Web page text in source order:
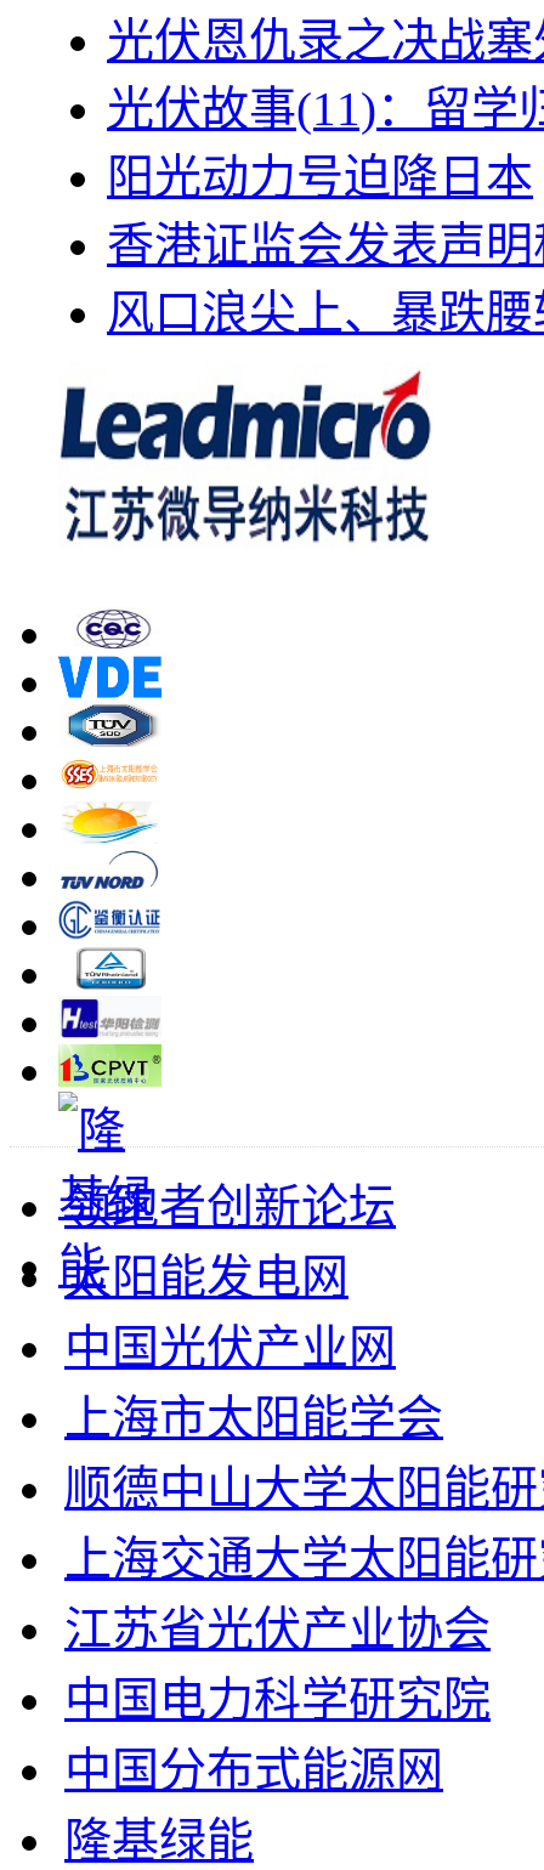
光伏恩仇录之决战
光伏故事(11)：留学
阳光动力号迫降日本
香港证监会发表声
风口浪尖上、暴跌
领跑者创新论坛
太阳能发电网
中国光伏产业网
上海市太阳能学会
顺德中山大学太阳能
上海交通大学太阳能
江苏省光伏产业协会
中国电力科学研究院
中国分布式能源网
隆基绿能